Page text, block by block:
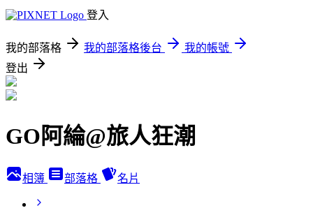
登入
我的部落格 我的部落格後台
我的帳號
登出
GO阿綸@旅人狂潮
相簿 部落格 名片